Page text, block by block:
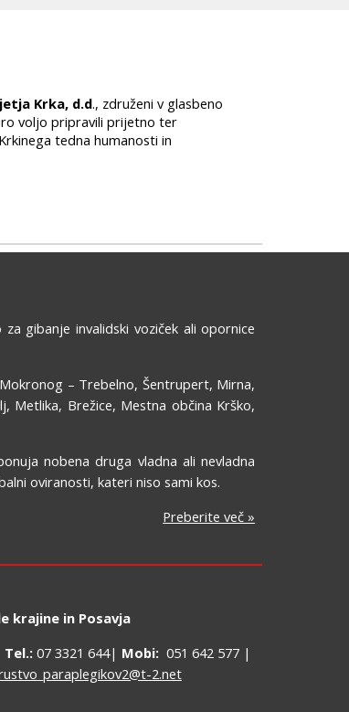
Krka, d.d., združeni v glasbeno
voljo pripravili prijetno ter
tedna humanosti in
gibanje invalidski voziček ali opornice
– Trebelno, Šentrupert, Mirna,
Metlika, Brežice, Mestna občina Krško,
nobena druga vladna ali nevladna
oviranosti, kateri niso sami kos.
Preberite več »
krajine in Posavja
Tel.: 07 3321 644| Mobi: 051 642 577 |
2.net